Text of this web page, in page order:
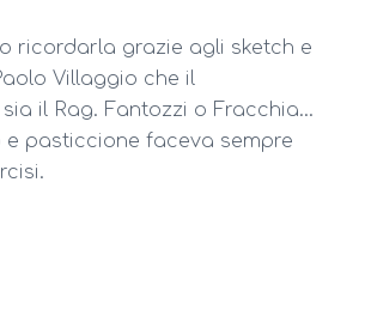
ricordarla grazie agli sketch e
Villaggio che il
il Rag. Fantozzi o Fracchia…
e pasticcione faceva sempre